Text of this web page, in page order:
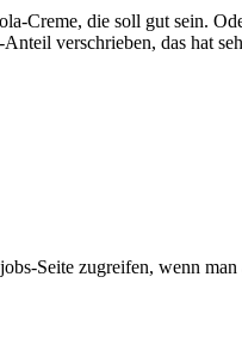
die soll gut sein.
verschrieben, das hat
Seite zugreifen, wenn